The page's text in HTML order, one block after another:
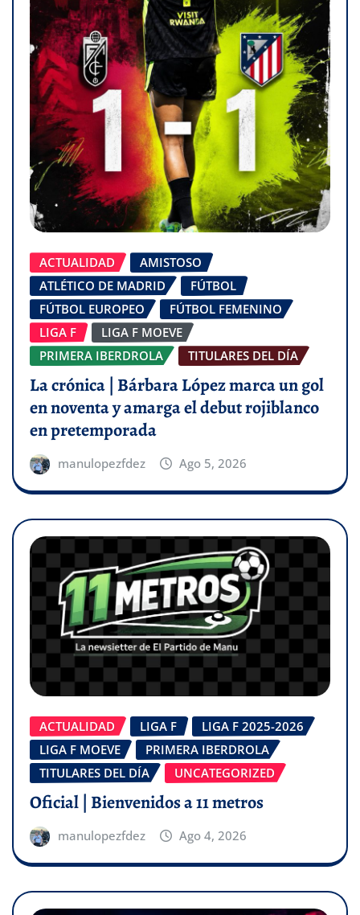
ACTUALIDAD
AMISTOSO
ATLÉTICO DE MADRID
FÚTBOL
FÚTBOL EUROPEO
FÚTBOL FEMENINO
LIGA F
LIGA F MOEVE
PRIMERA IBERDROLA
TITULARES DEL DÍA
La crónica | Bárbara López marca un gol
en noventa y amarga el debut rojiblanco
en pretemporada
manulopezfdez Ago 5, 2026
ACTUALIDAD LIGA F
LIGA F 2025-2026
LIGA F MOEVE
PRIMERA IBERDROLA
TITULARES DEL DÍA
UNCATEGORIZED
Oficial | Bienvenidos a 11 metros
manulopezfdez Ago 4, 2026